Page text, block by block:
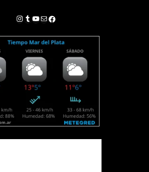
Instagram
Tumblr
YouTube
Correo electrónico
Facebook